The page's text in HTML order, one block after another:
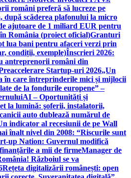
români preferă să lucreze pe
după scăderea plafonului la micro
ajutoare de 1 miliard EUR pentru
România (proiect oficial)Granturi
lua bani pentru afaceri verzi prin
condiții, exemple)Înscrieri 2026:
antreprenorii români din
Startup-uri 2026„Un
în care întreprinderile mici și mijlocii
de la fondurile europene” –
AI – Oportunități și
la lumină: şoferii, instalatorii,
auto dublează numărul de
indicator al recesiunii de pe Wall
înalt nivel din 2008: “Riscurile sunt
up Nation: Guvernul modifică
a mii de firmeManager de
Războiul se va
Rețeta digitalizării românești: open